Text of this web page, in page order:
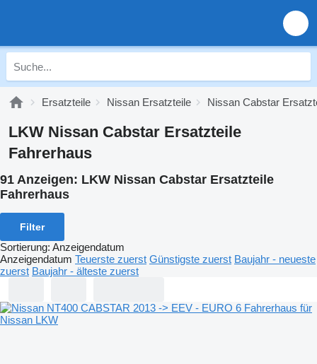
Ersatzteile Nissan Ersatzteile Nissan Cabstar
LKW Nissan Cabstar Ersatzteile
Fahrerhaus
91 Anzeigen: LKW Nissan Cabstar Ersatzteile
Fahrerhaus
Filter
Sortierung: Anzeigendatum
Anzeigendatum Teuerste zuerst Günstigste zuerst Baujahr - neueste
zuerst Baujahr - älteste zuerst